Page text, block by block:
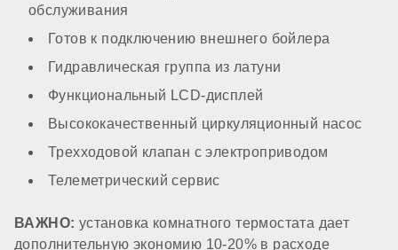
медь
Встроенный бойлер
обслуживания
Готов к подключению внешнего бойлера
Гидравлическая группа из латуни
Функциональный LCD-дисплей
Высококачественный циркуляционный насос
Трехходовой клапан с электроприводом
Телеметрический сервис
ВАЖНО: установка комнатного термостата дает
дополнительную экономию 10-20% в расходе